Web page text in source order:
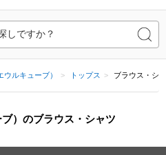
しですか？
ウルキューブ） トップス ブラウス・シ
）のブラウス・シャツ